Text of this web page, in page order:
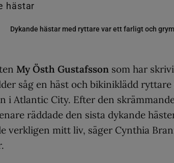
Dykande hästar med ryttare var ett farligt och
My Östh Gustafsson som har
såg en häst och bikiniklädd
i Atlantic City. Efter den
räddade den sista dykande
verkligen mitt liv, säger Cynthia